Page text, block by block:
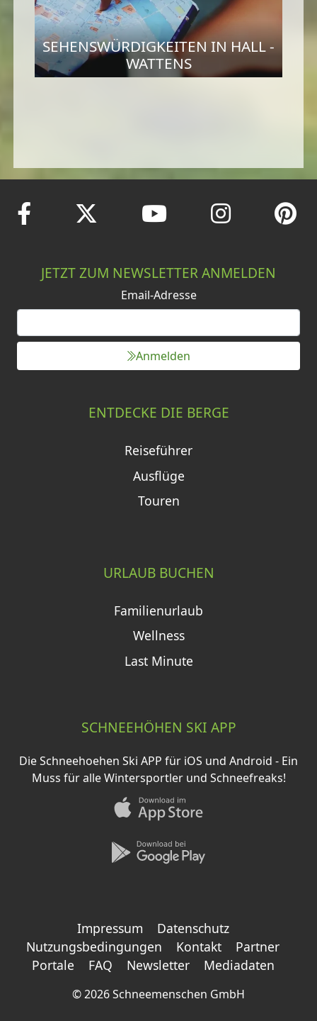
SEHENSWÜRDIGKEITEN IN HALL -
WATTENS
JETZT ZUM NEWSLETTER ANMELDEN
Email-Adresse
Anmelden
ENTDECKE DIE BERGE
Reiseführer
Ausflüge
Touren
URLAUB BUCHEN
Familienurlaub
Wellness
Last Minute
SCHNEEHÖHEN SKI APP
Die Schneehoehen Ski APP für iOS und Android - Ein
Muss für alle Wintersportler und Schneefreaks!
Impressum
Datenschutz
Nutzungsbedingungen
Kontakt
Partner
Portale
FAQ Newsletter Mediadaten
©2026 Schneemenschen GmbH